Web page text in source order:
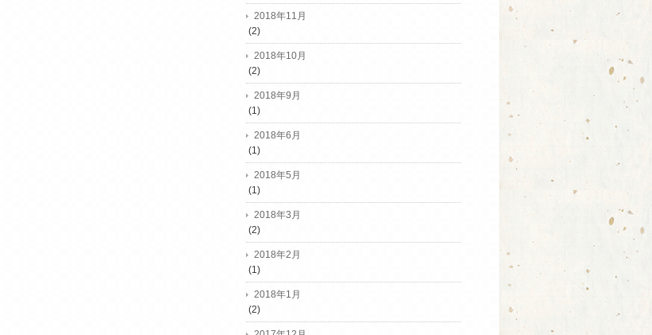
2018年11月
(2)
2018年10月
(2)
2018年9月
(1)
2018年6月
(1)
2018年5月
(1)
2018年3月
(2)
2018年2月
(1)
2018年1月
(2)